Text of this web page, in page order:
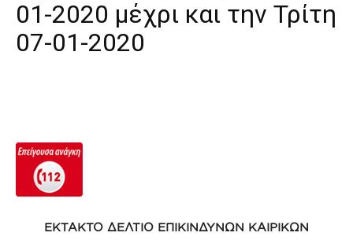
01-2020 μέχρι και την Τρίτη
07-01-2020
ΕΚΤΑΚΤΟ ΔΕΛΤΙΟ ΕΠΙΚΙΝΔΥΝΩΝ ΚΑΙΡΙΚΩΝ